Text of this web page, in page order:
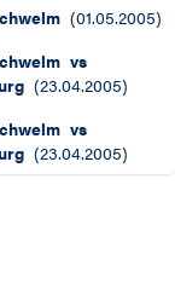
(01.05.2005)
vs
(23.04.2005)
vs
(23.04.2005)